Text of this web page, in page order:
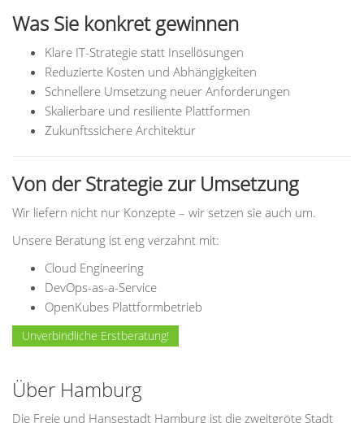
Was Sie konkret gewinnen
Klare IT-Strategie statt Insellösungen
Reduzierte Kosten und Abhängigkeiten
Schnellere Umsetzung neuer Anforderungen
Skalierbare und resiliente Plattformen
Zukunftssichere Architektur
Von der Strategie zur Umsetzung
Wir liefern nicht nur Konzepte – wir setzen sie auch um.
Unsere Beratung ist eng verzahnt mit:
Cloud Engineering
DevOps-as-a-Service
OpenKubes Plattformbetrieb
Unverbindliche Erstberatung!
Über Hamburg
Die Freie und Hansestadt Hamburg ist die zweitgröte Stadt